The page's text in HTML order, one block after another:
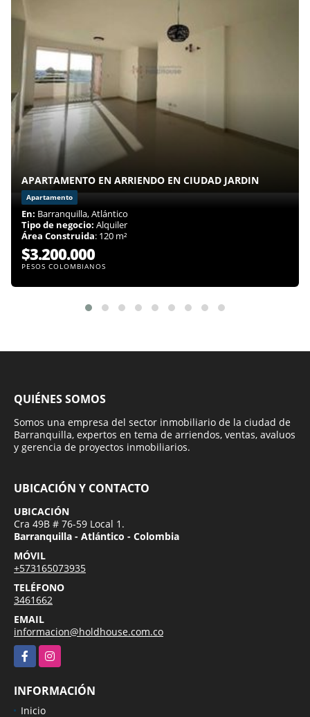
APARTAMENTO EN ARRIENDO EN CIUDAD JARDIN
Apartamento
En: Barranquilla, Atlántico
Tipo de negocio: Alquiler
Área Construida: 120 m²
$3.200.000
PESOS COLOMBIANOS
QUIÉNES SOMOS
Somos una empresa del sector inmobiliario de la ciudad de
Barranquilla, expertos en tema de arriendos, ventas, avaluos
y gerencia de proyectos inmobiliarios.
UBICACIÓN Y CONTACTO
UBICACIÓN
Cra 49B # 76-59 Local 1.
Barranquilla - Atlántico - Colombia
MÓVIL
+573165073935
TELÉFONO
3461662
EMAIL
informacion@holdhouse.com.co
FacebookInstagram
INFORMACIÓN